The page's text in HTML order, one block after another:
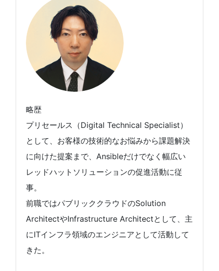
略歴
プリセールス（Digital Technical Specialist）
として、お客様の技術的なお悩みから課題解決
に向けた提案まで、Ansibleだけでなく幅広い
レッドハットソリューションの促進活動に従
事。
前職ではパブリッククラウドのSolution
ArchitectやInfrastructure Architectとして、主
にITインフラ領域のエンジニアとして活動して
きた。